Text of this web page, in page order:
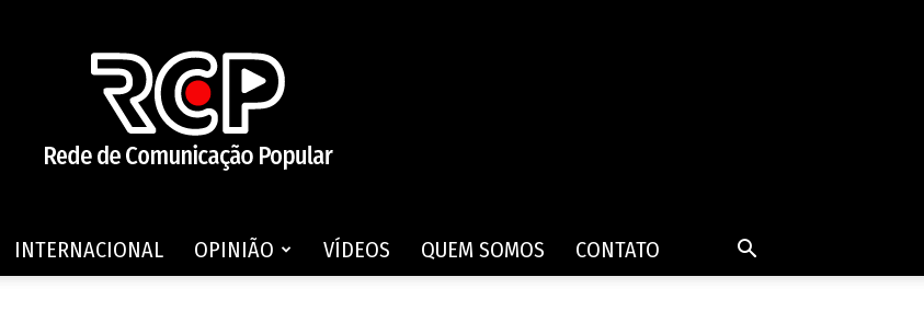
INTERNACIONAL OPINIÃO VÍDEOS QUEM SOMOS CONTATO